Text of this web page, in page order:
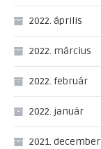
2022. április
2022. március
2022. február
2022. január
2021. december